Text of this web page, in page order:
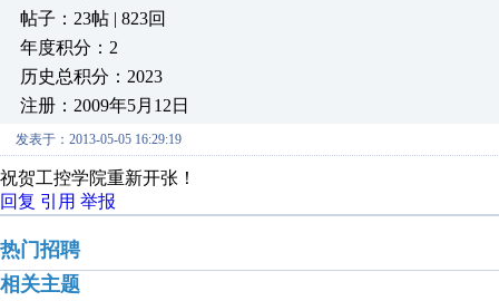
帖子：23帖 | 823回
年度积分：2
历史总积分：2023
注册：2009年5月12日
发表于：2013-05-05 16:29:19
祝贺工控学院重新开张！
回复 引用 举报
热门招聘
相关主题